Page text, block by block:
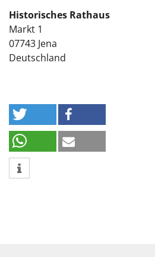
Historisches Rathaus
Markt 1
07743 Jena
Deutschland